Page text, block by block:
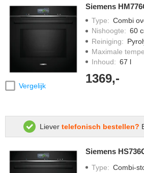
Vergelijk
Siemens
Type: Combi
Nishoogte: 60
Reiniging:
Maximale
Inhoud: 67 l
1369,-
Liever telefonisch bestellen?
Siemens
Type: Combi-